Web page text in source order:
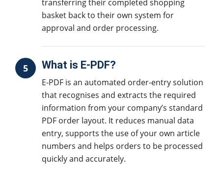
transferring their completed shopping
basket back to their own system for
approval and order processing.
5 What is E-PDF?
E-PDF is an automated order-entry solution
that recognises and extracts the required
information from your company’s standard
PDF order layout. It reduces manual data
entry, supports the use of your own article
numbers and helps orders to be processed
quickly and accurately.